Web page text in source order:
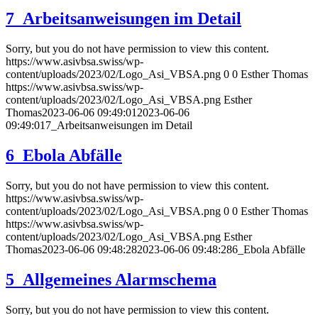
7_Arbeitsanweisungen im Detail
Sorry, but you do not have permission to view this content.
https://www.asivbsa.swiss/wp-
content/uploads/2023/02/Logo_Asi_VBSA.png 0 0 Esther Thomas
https://www.asivbsa.swiss/wp-
content/uploads/2023/02/Logo_Asi_VBSA.png Esther
Thomas2023-06-06 09:49:01 2023-06-06
09:49:01 7_Arbeitsanweisungen im Detail
6_Ebola Abfälle
Sorry, but you do not have permission to view this content.
https://www.asivbsa.swiss/wp-
content/uploads/2023/02/Logo_Asi_VBSA.png 0 0 Esther Thomas
https://www.asivbsa.swiss/wp-
content/uploads/2023/02/Logo_Asi_VBSA.png Esther
Thomas2023-06-06 09:48:282023-06-06 09:48:286_Ebola Abfälle
5_Allgemeines Alarmschema
Sorry, but you do not have permission to view this content.